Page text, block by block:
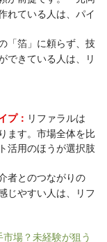
れている人は、パイ
「箔」に頼らず、技
できている人は、リ
プ： リファラルは
ます。市場全体を比
活用のほうが選択肢
者とのつながりの
じやすい人は、リフ
場？未経験が狙う